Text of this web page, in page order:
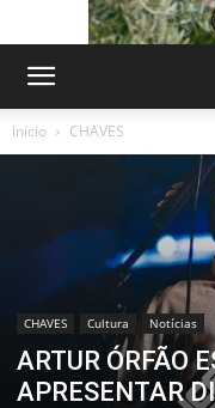
Início CHAVES
CHAVES Cultura Notícias
ARTUR ÓRFÃO
APRESENTAR